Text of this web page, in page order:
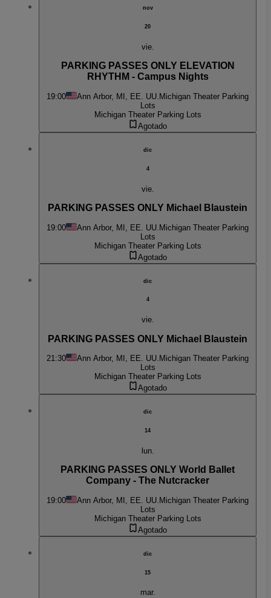
nov
20
vie.
PARKING PASSES ONLY ELEVATION
RHYTHM - Campus Nights
19:00 Ann Arbor, MI, EE. UU. Michigan Theater Parking
Lots
Michigan Theater Parking Lots
Agotado
dic
4
vie.
PARKING PASSES ONLY Michael Blaustein
19:00 Ann Arbor, MI, EE. UU. Michigan Theater Parking
Lots
Michigan Theater Parking Lots
Agotado
dic
4
vie.
PARKING PASSES ONLY Michael Blaustein
21:30 Ann Arbor, MI, EE. UU. Michigan Theater Parking
Lots
Michigan Theater Parking Lots
Agotado
dic
14
lun.
PARKING PASSES ONLY World Ballet
Company - The Nutcracker
19:00 Ann Arbor, MI, EE. UU. Michigan Theater Parking
Lots
Michigan Theater Parking Lots
Agotado
dic
15
mar.